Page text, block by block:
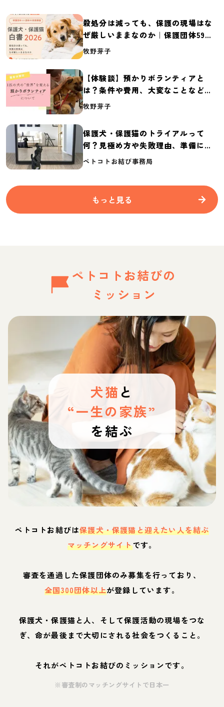
殺処分は減っても、保護の現場はな
ぜ厳しいままなのか｜保護団体59団
体の実態調査【保護犬・保護猫白書
牧野芽子
【体験談】預かりボランティアと
は？条件や費用、大変なことなど紹
介
牧野芽子
保護犬・保護猫のトライアルって
何？見極め方や失敗理由、準備に必
要なものを紹介
ペトコトお結び事務局
もっと見る
ペトコトお結びの
ミッション
犬猫 と
“一生の家族”
を結ぶ
ペトコトお結びは保護犬・保護猫と迎えたい人を結ぶ
マッチングサイトです。
審査を通過した保護団体のみ募集を行っており、
全国300団体以上が登録しています。
保護犬・保護猫と人、そして保護活動の現場をつな
ぎ、命が最後まで大切にされる社会をつくること。
それがペトコトお結びのミッションです。
※審査制のマッチングサイトで日本一